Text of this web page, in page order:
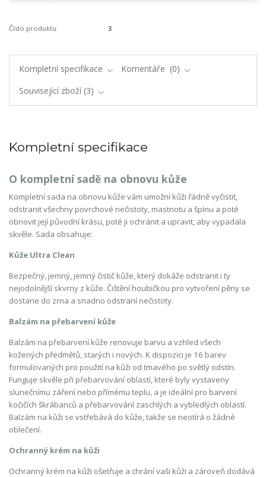
Číslo produktu: 3
Kompletní specifikace Komentáře
0
Související zboží 3
Kompletní specifikace
O kompletní sadě na obnovu kůže
Kompletní sada na obnovu kůže vám umožní kůži řádně vyčistit,
odstranit všechny povrchové nečistoty, mastnotu a špínu a poté
obnovit její původní krásu, poté ji ochránit a upravit, aby vypadala
skvěle. Sada obsahuje:
Kůže Ultra Clean
Bezpečný, jemný, jemný čistič kůže, který dokáže odstranit i ty
nejodolnější skvrny z kůže. Čištění houbičkou pro vytvoření pěny se
dostane do zrna a snadno odstraní nečistoty.
Balzám na přebarvení kůže
Balzám na přebarvení kůže renovuje barvu a vzhled všech
kožených předmětů, starých i nových. K dispozici je 16 barev
formulovaných pro použití na kůži od tmavého po světlý odstín.
Funguje skvěle při přebarvování oblastí, které byly vystaveny
slunečnímu záření nebo přímému teplu, a je ideální pro barvení
kočičích škrábanců a přebarvování zaschlých a vybledlých oblastí.
Balzám na kůži se vstřebává do kůže, takže se neotírá o žádné
oblečení.
Ochranný krém na kůži
Ochranný krém na kůži ošetřuje a chrání vaši kůži a zároveň dodává